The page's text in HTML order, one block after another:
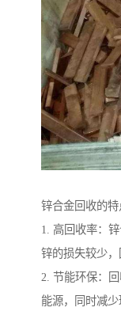
锌合金回收的特
1. 高回收率：
锌的损失较少，
2. 节能环保：
能源，同时减少